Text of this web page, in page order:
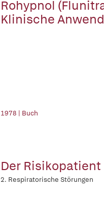
Rohypnol
Klinische
1978 | Buch
Der
2. Respiratorische Störungen